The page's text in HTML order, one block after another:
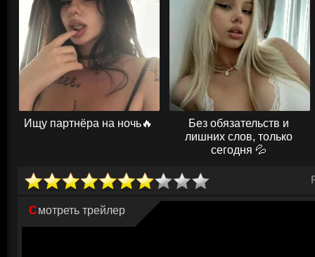
смертельной опасности. Им пришлось сражаться за свои жизни с
заложниками коварного «Мороженщика». Городок, который когда-то
погрузился в пучину безумия и кровавых событий.© ГидОнлайн
Ищу партнёра на ночь🔥
Без обязательств и
лишних слов, только
сегодня 💦
Смотреть трейлер